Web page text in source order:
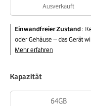
Ausverkauft
Einwandfreier Zustand:
oder Gehäuse – das Gerät
Mehr erfahren
Kapazität
64GB